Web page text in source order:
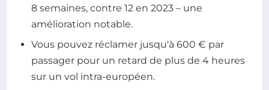
8 semaines, contre 12 en 2023 – une
amélioration notable.
Vous pouvez réclamer jusqu'à 600 € par
passager pour un retard de plus de 4 heures
sur un vol intra-européen.